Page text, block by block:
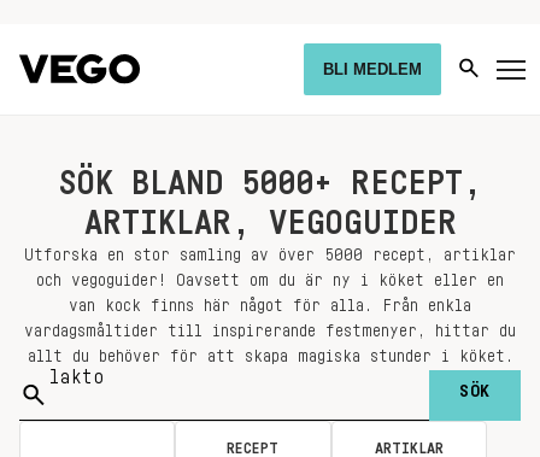
BLI MEDLEM
SÖK BLAND 5000+ RECEPT,
ARTIKLAR, VEGOGUIDER
Utforska en stor samling av över 5000 recept, artiklar
och vegoguider! Oavsett om du är ny i köket eller en
van kock finns här något för alla. Från enkla
vardagsmåltider till inspirerande festmenyer, hittar du
allt du behöver för att skapa magiska stunder i köket.
Sök
på:
RECEPT ARTIKLAR